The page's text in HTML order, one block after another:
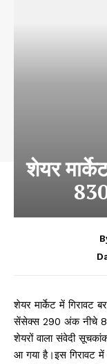
शेयर
शेयर मार्केट में गिरावट
सेंसेक्स 290 अंक नीचे
शेयरों वाला संवेदी
आ गया है।इस गिरावट